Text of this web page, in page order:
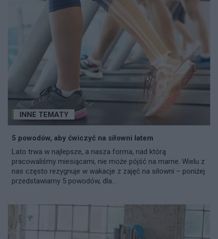
INNE TEMATY
5 powodów, aby ćwiczyć na siłowni latem
Lato trwa w najlepsze, a nasza forma, nad którą
pracowaliśmy miesiącami, nie może pójść na marne. Wielu z
nas często rezygnuje w wakacje z zajęć na siłowni – poniżej
przedstawiamy 5 powodów, dla...